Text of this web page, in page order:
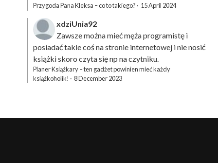
Przygoda Pana Kleksa – co to takiego? · 15 April 2024
xdziUnia92
Zawsze można mieć męża programistę i
posiadać takie coś na stronie internetowej i nie nosić
książki skoro czyta się np na czytniku.
Planer Książkary – ten gadżet powinien mieć każdy
książkoholik! · 8 December 2023